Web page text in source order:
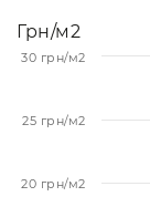
Грн/м2
20 грн/м2
25 грн/м2
30 грн/м2